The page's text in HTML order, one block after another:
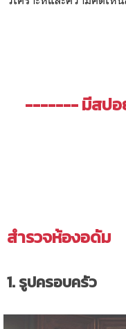
-------มีสป
สำรวจห้องอดัม
1. รูปครอบครัว